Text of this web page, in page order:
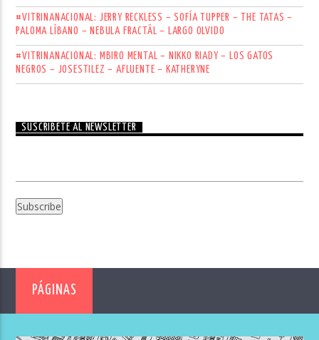
#VITRINANACIONAL: JERRY RECKLESS – SOFÍA TUPPER – THE TATAS –
PALOMA LÍBANO – NEBULA FRACTÄL – LARGO OLVIDO
#VITRINANACIONAL: MBIRO MENTAL – NIKKO RIADY – LOS GATOS
NEGROS – JOSESTILEZ – AFLUENTE – KATHERYNE
SUSCRÍBETE AL NEWSLETTER
PÁGINAS